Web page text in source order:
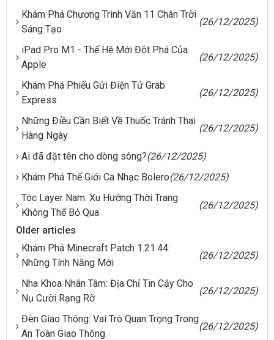
Khám Phá Chương Trình Văn 11 Chân Trời
Sáng Tạo
(26/12/2025)
iPad Pro M1 - Thế Hệ Mới Đột Phá Của
Apple
(26/12/2025)
Khám Phá Phiếu Gửi Điện Tử Grab
Express
(26/12/2025)
Những Điều Cần Biết Về Thuốc Tránh Thai
Hàng Ngày
(26/12/2025)
Ai đã đặt tên cho dòng sông?(26/12/2025)
Khám Phá Thế Giới Ca Nhạc Bolero(26/12/2025)
Tóc Layer Nam: Xu Hướng Thời Trang
Không Thể Bỏ Qua
(26/12/2025)
Older articles
Khám Phá Minecraft Patch 1.21.44:
Những Tính Năng Mới
(26/12/2025)
Nha Khoa Nhân Tâm: Địa Chỉ Tin Cậy Cho
Nụ Cười Rạng Rỡ
(26/12/2025)
Đèn Giao Thông: Vai Trò Quan Trọng Trong
An Toàn Giao Thông
(26/12/2025)